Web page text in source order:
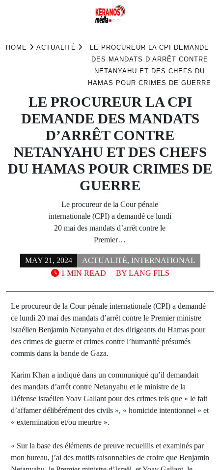
HOME ACTUALITÉ
LE PROCUREUR LA CPI DEMANDE
DES MANDATS D’ARRÊT CONTRE
NETANYAHU ET DES CHEFS DU
HAMAS POUR CRIMES DE GUERRE
LE PROCUREUR LA CPI
DEMANDE DES MANDATS
D’ARRÊT CONTRE
NETANYAHU ET DES CHEFS
DU HAMAS POUR CRIMES DE
GUERRE
Le procureur de la Cour pénale
internationale (CPI) a demandé ce lundi
20 mai des mandats d’arrêt contre le
Premier…
MAY 21, 2024 ACTUALITÉ, INTERNATIONAL
BY LANG FILS
1 MIN READ
Le procureur de la Cour pénale internationale (CPI) a demandé
ce lundi 20 mai des mandats d’arrêt contre le Premier ministre
israélien Benjamin Netanyahu et des dirigeants du Hamas pour
des crimes de guerre et crimes contre l’humanité présumés
commis dans la bande de Gaza.
Karim Khan a indiqué dans un communiqué qu’il demandait
des mandats d’arrêt contre Netanyahu et le ministre de la
Défense israélien Yoav Gallant pour des crimes tels que « le fait
d’affamer délibérément des civils », « homicide intentionnel » et
« extermination et/ou meurtre ».
« Sur la base des éléments de preuve recueillis et examinés par
mon bureau, j’ai des motifs raisonnables de croire que Benjamin